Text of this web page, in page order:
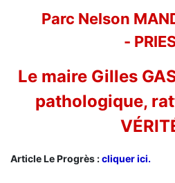
Parc Nelson
-
Le maire Gilles
pathologique,
Article Le Progrès :cliquer ici.